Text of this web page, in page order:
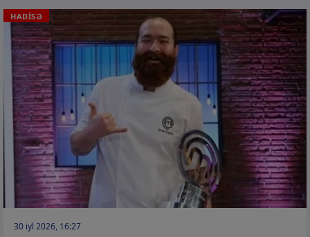
HADİSƏ
30 iyl 2026, 16:27